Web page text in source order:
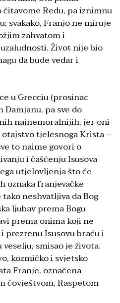
Redu, pa iznimnu
svakako, Franjo ne miruje
zahvatom i
Život nije bio
da bude vedar i
u Grecciu (prosinac
Damjanu, pa sve do
najnemoralnijih, jer oni
tjelesnoga Krista –
to naime govori o
i čašćenju Isusova
utjelovljenja što će
oznaka franjevačke
neshvatljiva da Bog
ljubav prema Bogu
prema onima koji ne
prezrenu Isusovu braću i
smisao je života.
kozmičko i svjetsko
Franje, označena
čovještvom, Raspetom